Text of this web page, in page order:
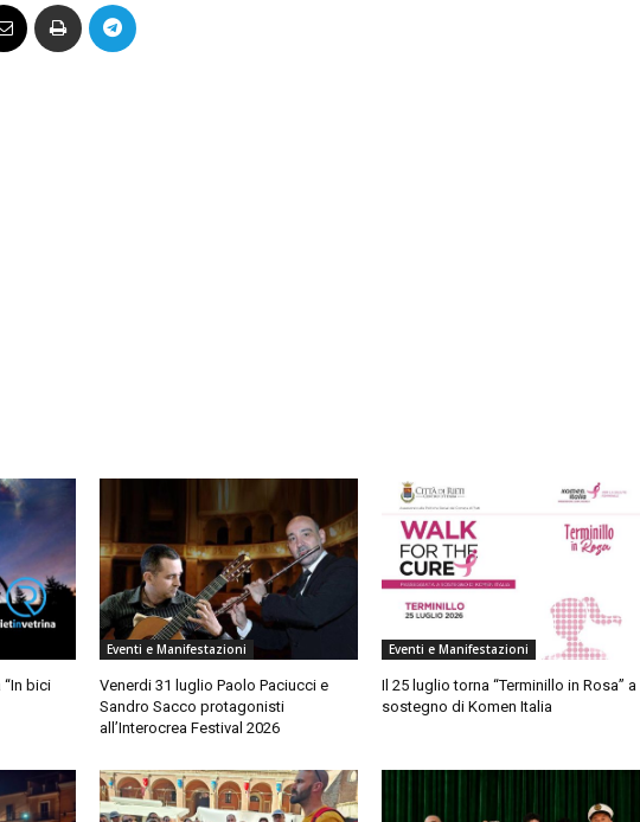
bici
Eventi e Manifestazioni
Venerdi 31 luglio Paolo Paciucci e
Sandro Sacco protagonisti
all’Interocrea Festival 2026
Eventi e Manifestazioni
Il 25 luglio torna “Terminillo in Rosa” a
sostegno di Komen Italia